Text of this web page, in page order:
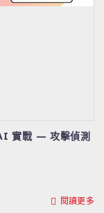
實戰 — 攻擊偵測
閱讀更多